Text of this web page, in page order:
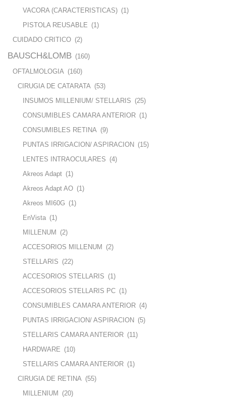
VACORA (CARACTERISTICAS) (1)
PISTOLA REUSABLE (1)
CUIDADO CRITICO (2)
BAUSCH&LOMB (160)
OFTALMOLOGIA (160)
CIRUGIA DE CATARATA (53)
INSUMOS MILLENIUM/ STELLARIS (25)
CONSUMIBLES CAMARA ANTERIOR (1)
CONSUMIBLES RETINA (9)
PUNTAS IRRIGACION/ ASPIRACION (15)
LENTES INTRAOCULARES (4)
Akreos Adapt (1)
Akreos Adapt AO (1)
Akreos MI60G (1)
EnVista (1)
MILLENUM (2)
ACCESORIOS MILLENUM (2)
STELLARIS (22)
ACCESORIOS STELLARIS (1)
ACCESORIOS STELLARIS PC (1)
CONSUMIBLES CAMARA ANTERIOR (4)
PUNTAS IRRIGACION/ ASPIRACION (5)
STELLARIS CAMARA ANTERIOR (11)
HARDWARE (10)
STELLARIS CAMARA ANTERIOR (1)
CIRUGIA DE RETINA (55)
MILLENIUM (20)